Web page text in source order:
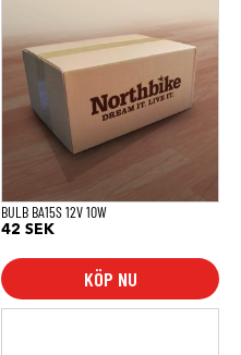
BULB BA15S 12V 10W
42 SEK
KÖP NU